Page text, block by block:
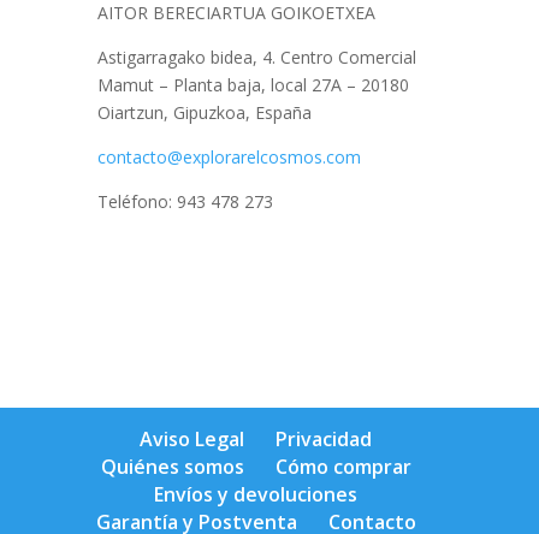
AITOR BERECIARTUA GOIKOETXEA
Astigarragako bidea, 4. Centro Comercial
Mamut – Planta baja, local 27A – 20180
Oiartzun, Gipuzkoa, España
contacto@explorarelcosmos.com
Teléfono: 943 478 273
Aviso Legal
Privacidad
Quiénes somos
Cómo comprar
Envíos y devoluciones
Garantía y Postventa
Contacto